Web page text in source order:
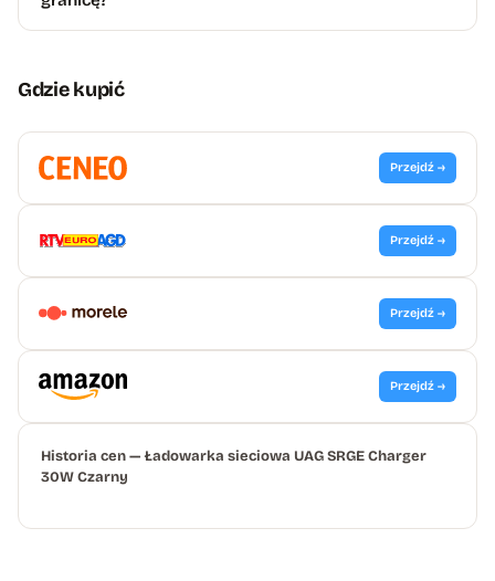
Gdzie kupić
Przejdź →
Przejdź →
Przejdź →
Przejdź →
Historia cen — Ładowarka sieciowa UAG SRGE Charger
30W Czarny